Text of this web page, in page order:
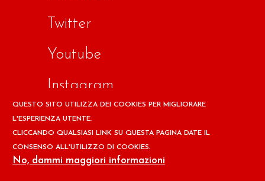
Twitter
Youtube
Instagram
Google
Copyright © 2026 Il design ed i contenuti del sito
www.ilpapaverorossoweb.it
QUESTO SITO UTILIZZA DEI COOKIES PER MIGLIORARE
L'ESPERIENZA UTENTE.
CLICCANDO QUALSIASI LINK SU QUESTA PAGINA DATE IL
CONSENSO ALL'UTILIZZO DI COOKIES.
No, dammi maggiori informazioni